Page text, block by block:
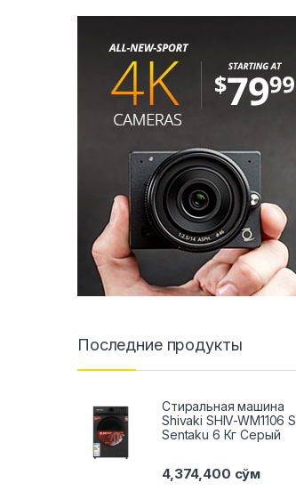
Последние продукты
Стиральная машина
Shivaki SHIV-WM1106 S
Sentaku 6 Кг Серый
4,374,400 сўм